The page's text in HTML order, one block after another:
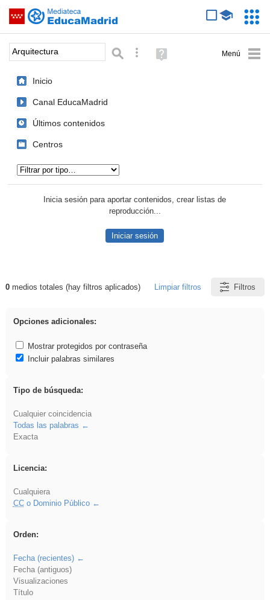
Saltar navegación
Palabra o frase: Búsqueda avanzada
Ayuda
(en
Inicio
Canal EducaMadrid
Últimos contenidos
Centros
Inicia sesión para aportar contenidos, crear listas de
reproducción...
Iniciar sesión
Resultados de: Arquitectura
0medios totales (hay filtros aplicados) Limpiar filtros Filtros
Opciones adicionales:
Mostrar protegidos por contraseña
Incluir palabras similares
Tipo de búsqueda:
Cualquier coincidencia
Todas las palabras
Exacta
Licencia:
Cualquiera
CCo Dominio Público
Orden:
Fecha (recientes)
Fecha (antiguos)
Visualizaciones
Título